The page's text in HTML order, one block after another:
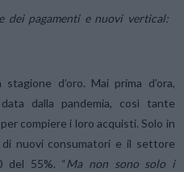
dei pagamenti e nuovi vertical:
d’oro. Mai prima d’ora,
data dalla pandemia, così tante
compiere i loro acquisti. Solo in
nuovi consumatori e il settore
del 55%. “Ma non sono solo i